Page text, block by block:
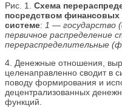
Рис. 1. Схема
посредством финансовых
системе: 1 —
первичное
перераспределительные
4. Денежные отношения,
целенаправленно сводит в
поводу формирования и
децентрализованных
функций.